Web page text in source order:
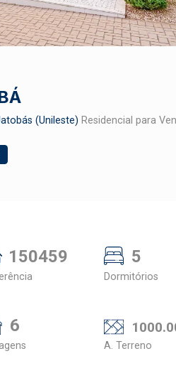
(Unileste) Residencial para
150459 5
Dormitórios
6
A. Terreno